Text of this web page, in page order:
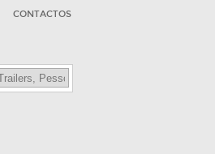
CONTACTOS